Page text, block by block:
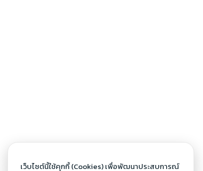
เว็บไซต์นี้ใช้คุกกี้ (Cookies) เพื่อพัฒนาประสบการณ์